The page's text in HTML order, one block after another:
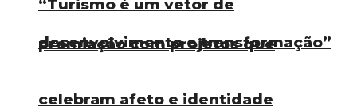
“Turismo é um vetor de
desenvolvimento e transformação”
premiação com projetos que
celebram afeto e identidade